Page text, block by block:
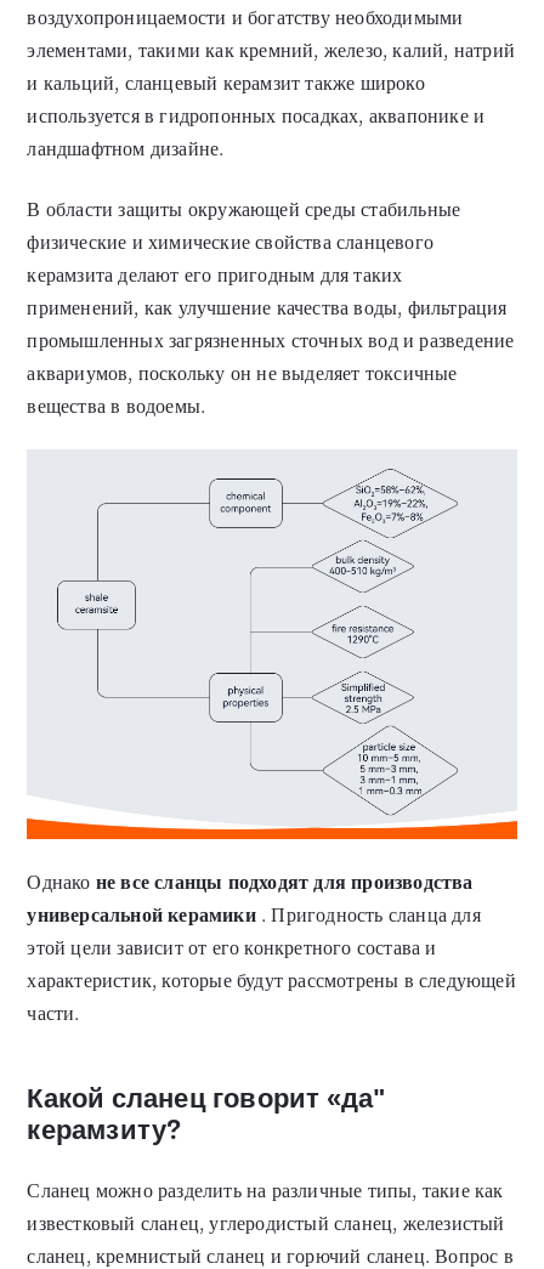
воздухопроницаемости и богатству необходимыми
элементами, такими как кремний, железо, калий, натрий
и кальций, сланцевый керамзит также широко
используется в гидропонных посадках, аквапонике и
ландшафтном дизайне.
В области защиты окружающей среды стабильные
физические и химические свойства сланцевого
керамзита делают его пригодным для таких
применений, как улучшение качества воды, фильтрация
промышленных загрязненных сточных вод и разведение
аквариумов, поскольку он не выделяет токсичные
вещества в водоемы.
Однако не все сланцы подходят для производства
универсальной керамики. Пригодность сланца для
этой цели зависит от его конкретного состава и
характеристик, которые будут рассмотрены в следующей
части.
Какой сланец говорит «да"
керамзиту?
Сланец можно разделить на различные типы, такие как
известковый сланец, углеродистый сланец, железистый
сланец, кремнистый сланец и горючий сланец. Вопрос в